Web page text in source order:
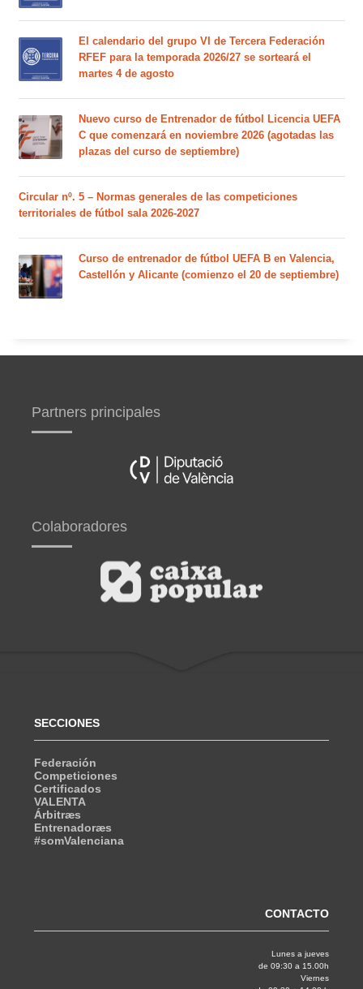
El calendario del grupo VI de Tercera Federación
RFEF para la temporada 2026/27 se sorteará el
martes 4 de agosto
Nuevo curso de Entrenador de fútbol Licencia UEFA
C que comenzará en noviembre 2026 (agotadas las
plazas del curso de septiembre)
Circular nº. 5 – Normas generales de las competiciones
territoriales de fútbol sala 2026-2027
Curso de entrenador de fútbol UEFA B en Valencia,
Castellón y Alicante (comienzo el 20 de septiembre)
Partners principales
Colaboradores
SECCIONES
Federación
Competiciones
Certificados
VALENTA
Árbitræs
Entrenadoræs
#somValenciana
CONTACTO
Lunes a jueves
de 09:30 a 15.00h
Viernes